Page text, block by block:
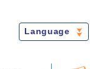
Language